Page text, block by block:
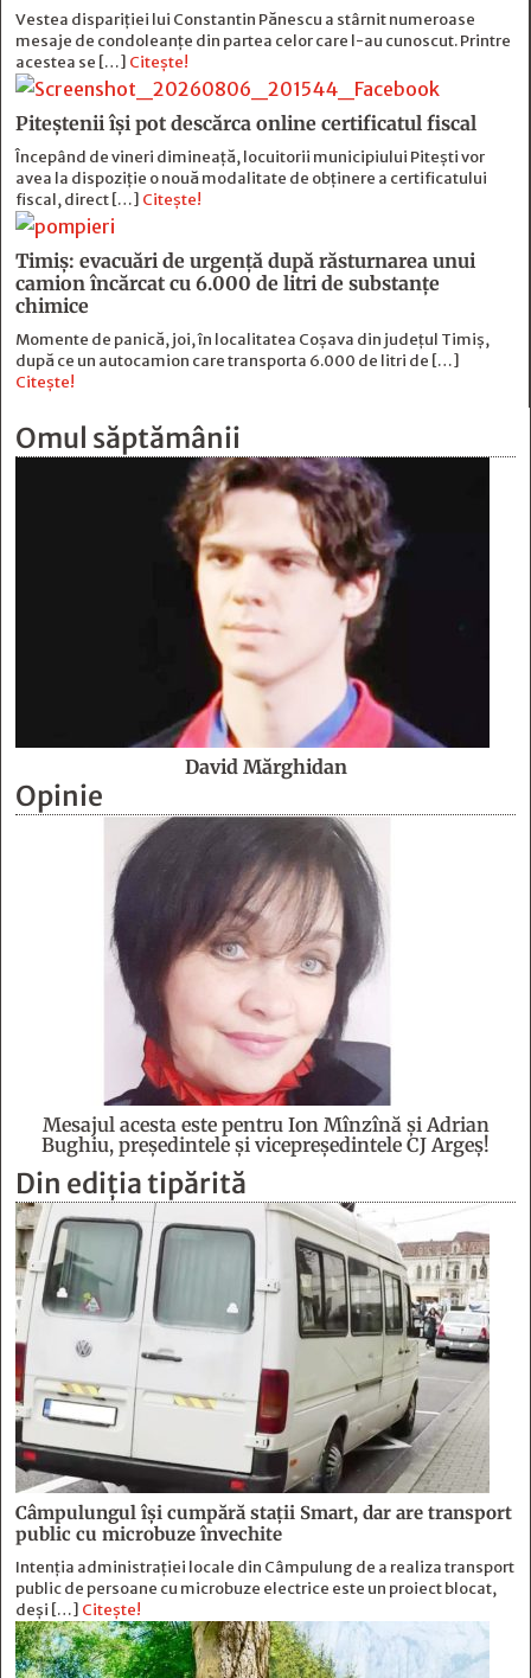
Vestea dispariției lui Constantin Pănescu a stârnit numeroase
mesaje de condoleanțe din partea celor care l-au cunoscut. Printre
acestea se […] Citește!
Piteștenii își pot descărca online certificatul fiscal
Începând de vineri dimineață, locuitorii municipiului Pitești vor
avea la dispoziție o nouă modalitate de obținere a certificatului
fiscal, direct […] Citește!
Timiș: evacuări de urgență după răsturnarea unui
camion încărcat cu 6.000 de litri de substanțe
chimice
Momente de panică, joi, în localitatea Coșava din județul Timiș,
după ce un autocamion care transporta 6.000 de litri de […]
Citește!
Omul săptămânii
David Mărghidan
Opinie
Mesajul acesta este pentru Ion Mînzînă şi Adrian
Bughiu, preşedintele şi vicepreşedintele CJ Argeş!
Din ediția tipărită
Câmpulungul îşi cumpără staţii Smart, dar are transport
public cu microbuze învechite
Intenția administrației locale din Câmpulung de a realiza transport
public de persoane cu microbuze electrice este un proiect blocat,
deși […] Citește!